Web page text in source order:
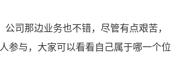
司那边业务也不错，尽管有点艰苦，
参与，大家可以看看自己属于哪一个位